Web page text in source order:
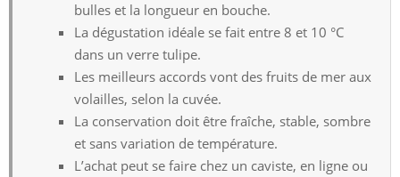
bulles et la longueur en bouche.
La dégustation idéale se fait entre 8 et 10 °C
dans un verre tulipe.
Les meilleurs accords vont des fruits de mer aux
volailles, selon la cuvée.
La conservation doit être fraîche, stable, sombre
et sans variation de température.
L’achat peut se faire chez un caviste, en ligne ou